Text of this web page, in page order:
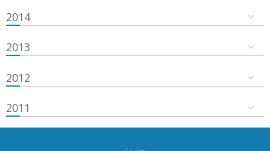
2014
2013
2012
2011